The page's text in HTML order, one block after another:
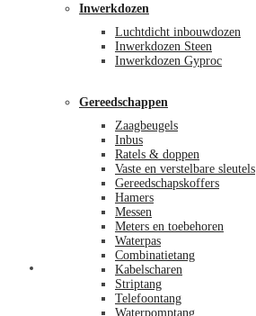
Inwerkdozen
Luchtdicht inbouwdozen
Inwerkdozen Steen
Inwerkdozen Gyproc
Gereedschappen
Zaagbeugels
Inbus
Ratels & doppen
Vaste en verstelbare sleutels
Gereedschapskoffers
Hamers
Messen
Meters en toebehoren
Waterpas
Combinatietang
Kabelscharen
Striptang
Telefoontang
Waterpomptang